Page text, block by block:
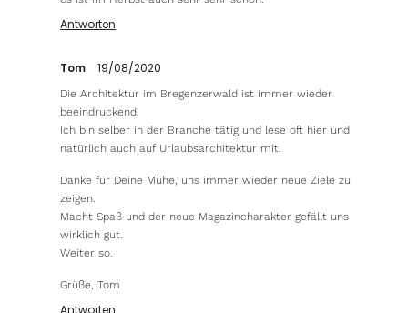
Antworten
Tom 19/08/2020
Die Architektur im Bregenzerwald ist immer wieder
beeindruckend.
Ich bin selber in der Branche tätig und lese oft hier und
natürlich auch auf Urlaubsarchitektur mit.
Danke für Deine Mühe, uns immer wieder neue Ziele zu
zeigen.
Macht Spaß und der neue Magazincharakter gefällt uns
wirklich gut.
Weiter so.
Grüße, Tom
Antworten